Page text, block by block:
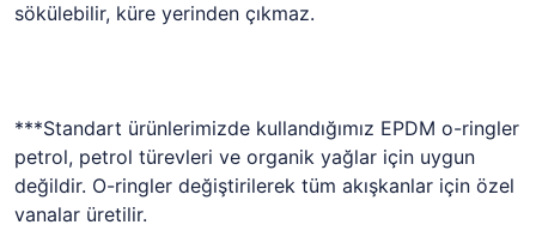
sökülebilir, küre yerinden çıkmaz.
***Standart ürünlerimizde kullandığımız EPDM o-ringler
petrol, petrol türevleri ve organik yağlar için uygun
değildir. O-ringler değiştirilerek tüm akışkanlar için özel
vanalar üretilir.